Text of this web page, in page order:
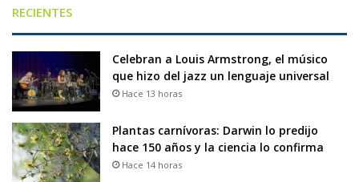
RECIENTES
Celebran a Louis Armstrong, el músico
que hizo del jazz un lenguaje universal
Hace 13 horas
Plantas carnívoras: Darwin lo predijo
hace 150 años y la ciencia lo confirma
Hace 14 horas